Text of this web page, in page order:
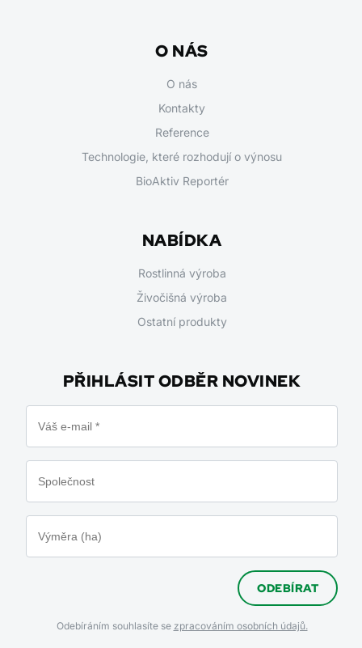
O NÁS
O nás
Kontakty
Reference
Technologie, které rozhodují o výnosu
BioAktiv Reportér
NABÍDKA
Rostlinná výroba
Živočišná výroba
Ostatní produkty
PŘIHLÁSIT ODBĚR NOVINEK
ODEBÍRAT
Odebíráním souhlasíte se zpracováním osobních údajů.